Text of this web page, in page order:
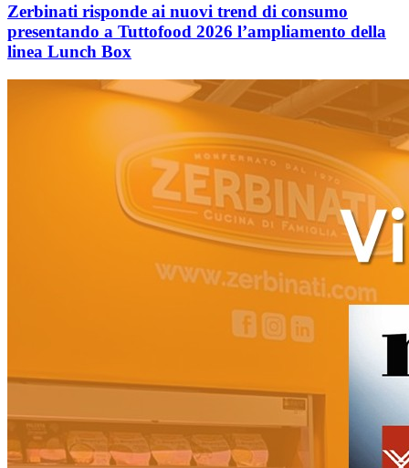
Zerbinati risponde ai nuovi trend di consumo
presentando a Tuttofood 2026 l’ampliamento della
linea Lunch Box